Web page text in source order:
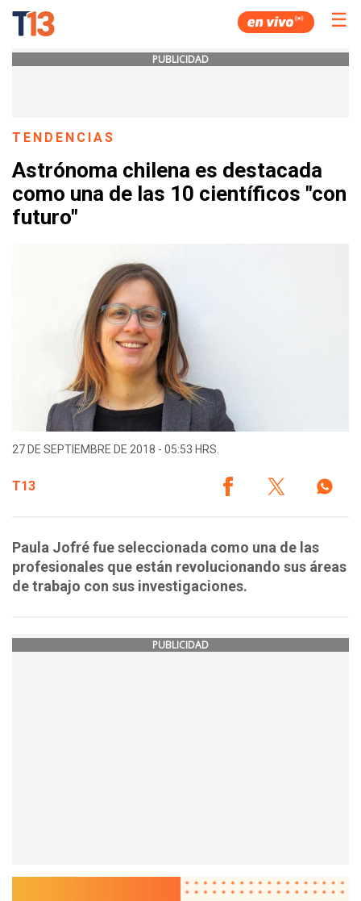
☰
PUBLICIDAD
TENDENCIAS
Astrónoma chilena es destacada
como una de las 10 científicos "con
futuro"
27 DE SEPTIEMBRE DE 2018 - 05:53 HRS.
T13
Paula Jofré fue seleccionada como una de las
profesionales que están revolucionando sus áreas
de trabajo con sus investigaciones.
PUBLICIDAD